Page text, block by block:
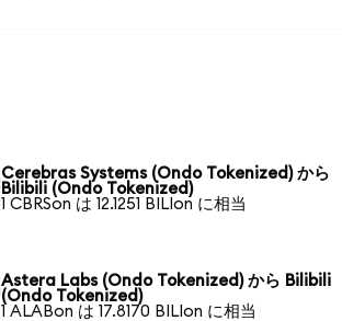
Cerebras Systems (Ondo Tokenized) から
Bilibili (Ondo Tokenized)
1 CBRSon は 12.1251 BILIon に相当
Astera Labs (Ondo Tokenized) から Bilibili
(Ondo Tokenized)
1 ALABon は 17.8170 BILIon に相当